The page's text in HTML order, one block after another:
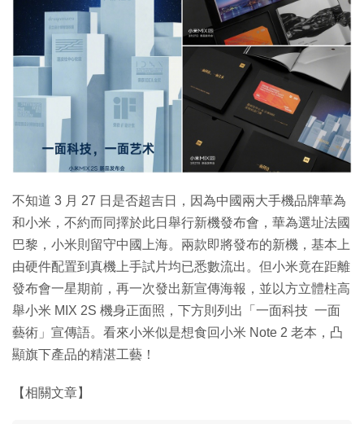
不知道 3 月 27 日是否超吉日，因為中國兩大手機品牌華為
和小米，不約而同擇於此日舉行新機發布會，華為選址法國
巴黎，小米則留守中國上海。兩款即將發布的新機，基本上
由硬件配置到真機上手試片均已悉數流出。但小米竟在距離
發布會一星期前，再一次發出新宣傳海報，並以方立體柱高
舉小米 MIX 2S 機身正面照，下方則列出「一面科技 一面
藝術」宣傳語。看來小米似是想食回小米 Note 2 老本，凸
顯旗下產品的精湛工藝！
【相關文章】